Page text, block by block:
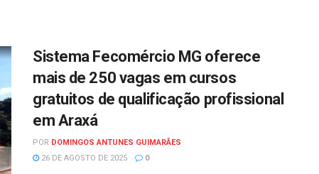
Sistema Fecomércio MG oferece
mais de 250 vagas em cursos
gratuitos de qualificação profissional
em Araxá
POR DOMINGOS ANTUNES GUIMARÃES
26 DE AGOSTO DE 2025
0